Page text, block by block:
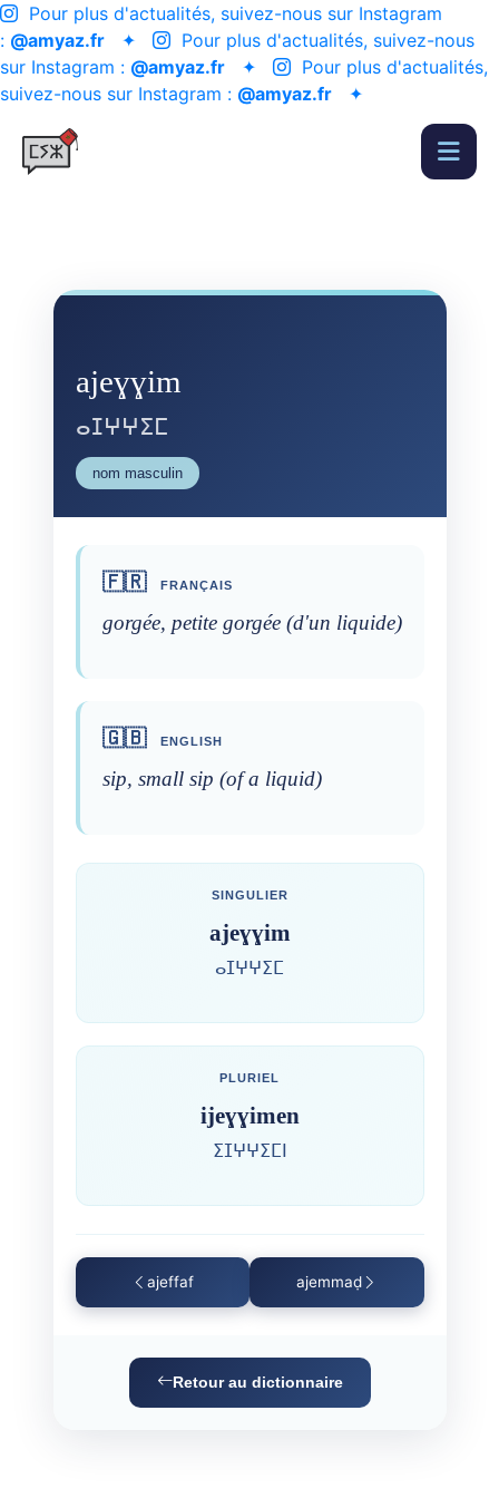
Pour plus d'actualités, suivez-nous sur Instagram
: @amyaz.fr ✦
Pour plus d'actualités, suivez-nous
sur Instagram : @amyaz.fr ✦
Pour plus d'actualités,
suivez-nous sur Instagram : @amyaz.fr ✦
ajeɣɣim
ⴰⵊⵖⵖⵉⵎ
nom masculin
🇫🇷 FRANÇAIS
gorgée, petite gorgée (d'un liquide)
🇬🇧 ENGLISH
sip, small sip (of a liquid)
SINGULIER
ajeɣɣim
ⴰⵊⵖⵖⵉⵎ
PLURIEL
ijeɣɣimen
ⵉⵊⵖⵖⵉⵎⵏ
ajeffaf ajemmaḍ
Retour au dictionnaire